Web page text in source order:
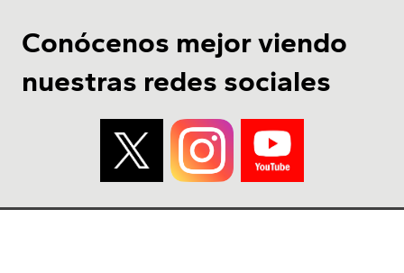
Conócenos mejor viendo
nuestras redes sociales